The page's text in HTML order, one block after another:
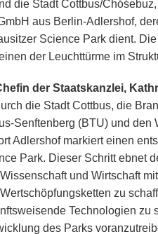
die Stadt Cottbus/
aus Berlin-Adlershof,
Science Park dient.
der Leuchttürme im
der Staatskanzlei,
die Stadt Cottbus, die
Senftenberg (BTU) und den
Adlershof markiert einen
Park. Dieser Schritt ebnet
und Wirtschaft
zu
Technologien zu
des Parks